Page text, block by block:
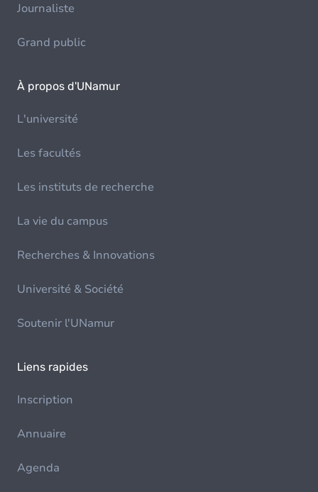
Journaliste
Grand public
À propos d'UNamur
L'université
Les facultés
Les instituts de recherche
La vie du campus
Recherches & Innovations
Université & Société
Soutenir l'UNamur
Liens rapides
Inscription
Annuaire
Agenda